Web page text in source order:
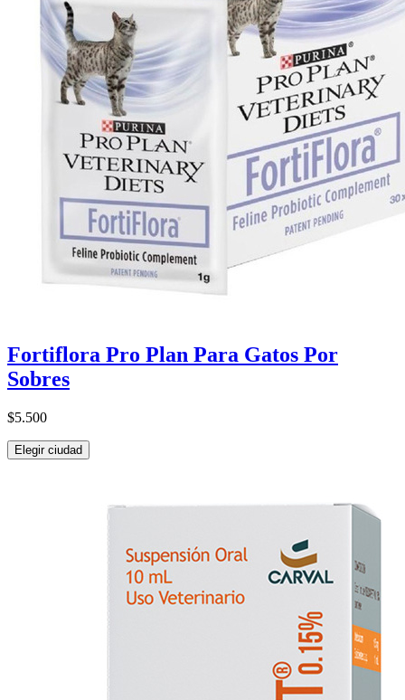
Fortiflora Pro Plan Para Gatos Por
Sobres
$5.500
Elegir ciudad